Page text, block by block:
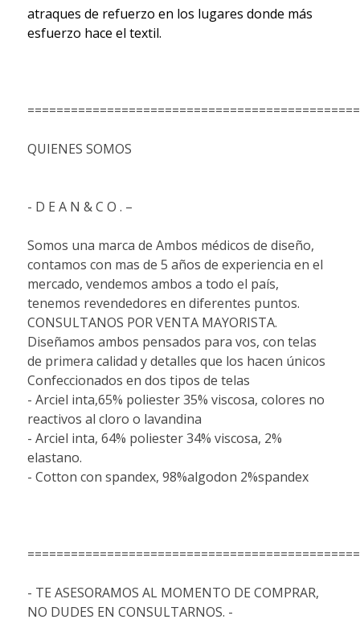
atraques de refuerzo en los lugares donde más
esfuerzo hace el textil.
QUIENES SOMOS
- D E A N & C O . –
Somos una marca de Ambos médicos de diseño,
contamos con mas de 5 años de experiencia en el
mercado, vendemos ambos a todo el país,
tenemos revendedores en diferentes puntos.
CONSULTANOS POR VENTA MAYORISTA.
Diseñamos ambos pensados para vos, con telas
de primera calidad y detalles que los hacen únicos
Confeccionados en dos tipos de telas
- Arciel inta,65% poliester 35% viscosa, colores no
reactivos al cloro o lavandina
- Arciel inta, 64% poliester 34% viscosa, 2%
elastano.
- Cotton con spandex, 98%algodon 2%spandex
- TE ASESORAMOS AL MOMENTO DE COMPRAR,
NO DUDES EN CONSULTARNOS. -